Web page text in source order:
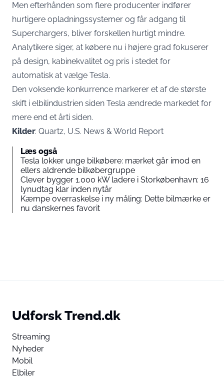
Men efterhånden som flere producenter indfører
hurtigere opladningssystemer og får adgang til
Superchargers, bliver forskellen hurtigt mindre.
Analytikere siger, at købere nu i højere grad fokuserer
på design, kabinekvalitet og pris i stedet for
automatisk at vælge Tesla.
Den voksende konkurrence markerer et af de største
skift i elbilindustrien siden Tesla ændrede markedet for
mere end et årti siden.
Kilder: Quartz, U.S. News & World Report
Læs også
Tesla lokker unge bilkøbere: mærket går imod en
ellers aldrende bilkøbergruppe
Clever bygger 1.000 kW ladere i Storkøbenhavn: 16
lynudtag klar inden nytår
Kæmpe overraskelse i ny måling: Dette bilmærke er
nu danskernes favorit
Udforsk Trend.dk
Streaming
Nyheder
Mobil
Elbiler